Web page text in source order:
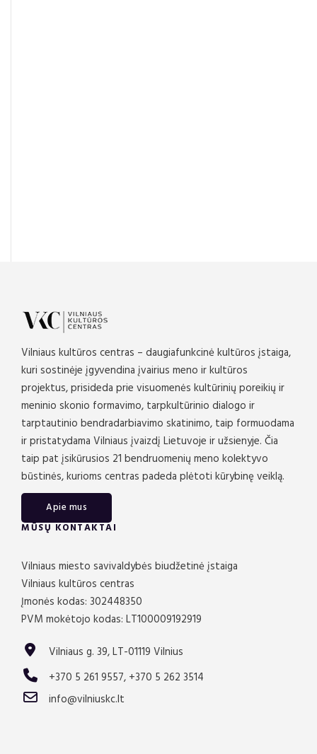
Vilniaus kultūros centras – daugiafunkcinė kultūros įstaiga,
kuri sostinėje įgyvendina įvairius meno ir kultūros
projektus, prisideda prie visuomenės kultūrinių poreikių ir
meninio skonio formavimo, tarpkultūrinio dialogo ir
tarptautinio bendradarbiavimo skatinimo, taip formuodama
ir pristatydama Vilniaus įvaizdį Lietuvoje ir užsienyje. Čia
taip pat įsikūrusios 21 bendruomenių meno kolektyvo
būstinės, kurioms centras padeda plėtoti kūrybinę veiklą.
Apie mus
MŪSŲ KONTAKTAI
Vilniaus miesto savivaldybės biudžetinė įstaiga
Vilniaus kultūros centras
Įmonės kodas: 302448350
PVM mokėtojo kodas: LT100009192919
Vilniaus g. 39, LT-01119 Vilnius
+370 5 261 9557, +370 5 262 3514
info@vilniuskc.lt